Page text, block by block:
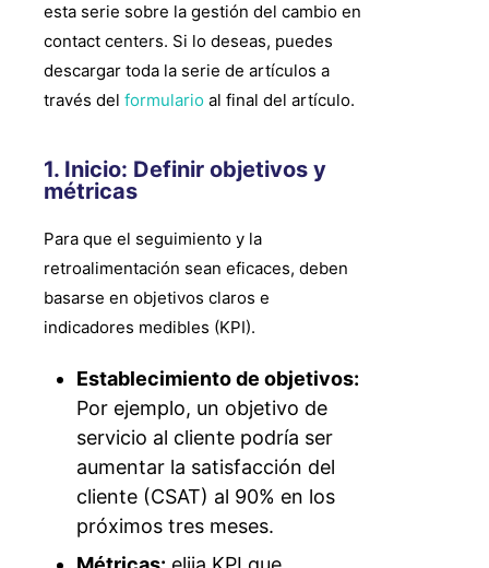
esta serie sobre la gestión del cambio en
contact centers. Si lo deseas, puedes
descargar toda la serie de artículos a
través del formulario al final del artículo.
1. Inicio: Definir objetivos y
métricas
Para que el seguimiento y la
retroalimentación sean eficaces, deben
basarse en objetivos claros e
indicadores medibles (KPI).
Establecimiento de objetivos:
Por ejemplo, un objetivo de
servicio al cliente podría ser
aumentar la satisfacción del
cliente (CSAT) al 90% en los
próximos tres meses.